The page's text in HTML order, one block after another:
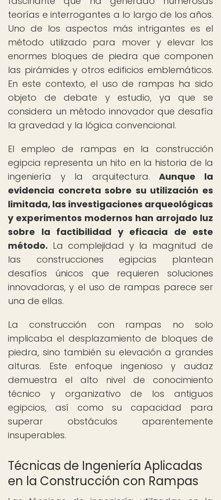
teorías e interrogantes a lo largo de los años.
Uno de los aspectos más intrigantes es el
método utilizado para mover y elevar los
enormes bloques de piedra que componen
las pirámides y otros edificios emblemáticos.
En este contexto, el uso de rampas ha sido
objeto de debate y estudio, ya que se
considera un método innovador que desafía
la gravedad y la lógica convencional.
El empleo de rampas en la construcción
egipcia representa un hito en la historia de la
ingeniería y la arquitectura.Aunque la
evidencia concreta sobre su utilización es
limitada, las investigaciones arqueológicas
y experimentos modernos han arrojado luz
sobre la factibilidad y eficacia de este
método. La complejidad y la magnitud de
las construcciones egipcias plantean
desafíos únicos que requieren soluciones
innovadoras, y el uso de rampas parece ser
una de ellas.
La construcción con rampas no solo
implicaba el desplazamiento de bloques de
piedra, sino también su elevación a grandes
alturas. Este enfoque ingenioso y audaz
demuestra el alto nivel de conocimiento
técnico y organizativo de los antiguos
egipcios, así como su capacidad para
superar obstáculos aparentemente
insuperables.
Técnicas de Ingeniería Aplicadas
en la Construcción con Rampas